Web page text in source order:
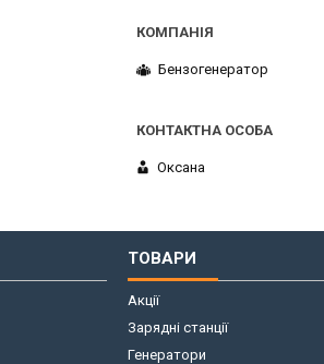
Бензогенератор
Оксана
ТОВАРИ
Акції
Зарядні станції
Генератори